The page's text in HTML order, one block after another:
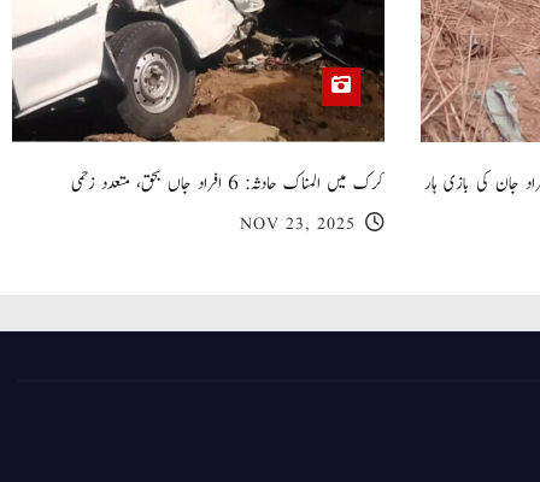
گھر کی چھت گرنے کا سانحہ: 5 افراد جان کی بازی ہار
کرک میں المناک حادثہ: 6 افراد جاں بحق، متعدد زخمی
NOV 23, 2025